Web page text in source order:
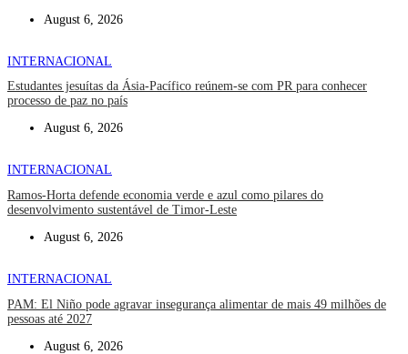
August 6, 2026
INTERNACIONAL
Estudantes jesuítas da Ásia-Pacífico reúnem-se com PR para conhecer
processo de paz no país
August 6, 2026
INTERNACIONAL
Ramos-Horta defende economia verde e azul como pilares do
desenvolvimento sustentável de Timor-Leste
August 6, 2026
INTERNACIONAL
PAM: El Niño pode agravar insegurança alimentar de mais 49 milhões de
pessoas até 2027
August 6, 2026